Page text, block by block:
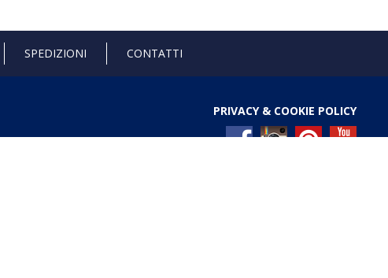
SPEDIZIONI CONTATTI
PRIVACY & COOKIE POLICY